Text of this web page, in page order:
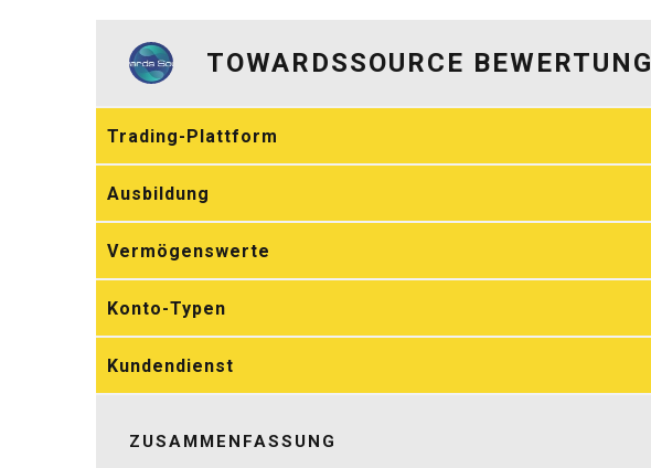
TOWARDSSOURCE BEWERTUNG
Trading-Plattform
Ausbildung
Vermögenswerte
Konto-Typen
Kundendienst
ZUSAMMENFASSUNG